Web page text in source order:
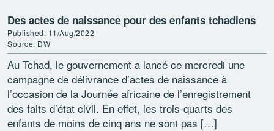
Des actes de naissance pour des enfants tchadiens
Published: 11/Aug/2022
Source: DW
Au Tchad, le gouvernement a lancé ce mercredi une
campagne de délivrance d’actes de naissance à
l’occasion de la Journée africaine de l’enregistrement
des faits d’état civil. En effet, les trois-quarts des
enfants de moins de cinq ans ne sont pas […]